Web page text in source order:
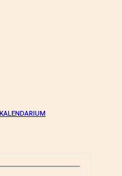
KALENDARIUM